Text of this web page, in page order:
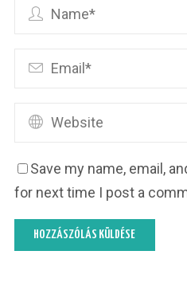
Save my name, email,
for next time I post a